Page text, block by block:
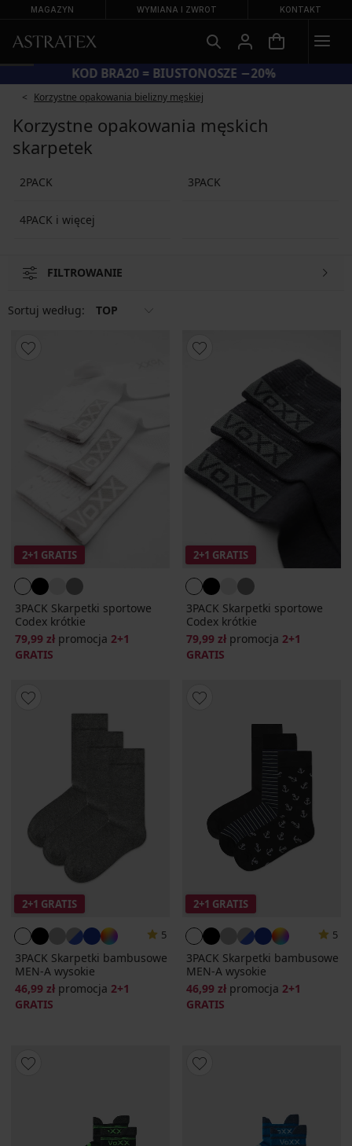
MAGAZYN WYMIANA I ZWROT KONTAKT
KOD BRA20 = BIUSTONOSZE −20%
Korzystne opakowania bielizny męskiej
Korzystne opakowania męskich
skarpetek
2PACK 3PACK
4PACK i więcej
FILTROWANIE
Sortuj według: TOP
2+1 GRATIS
3PACK Skarpetki sportowe
Codex krótkie
79,99 zł promocja 2+1
GRATIS
2+1 GRATIS
3PACK Skarpetki sportowe
Codex krótkie
79,99 zł promocja 2+1
GRATIS
2+1 GRATIS
5
3PACK Skarpetki bambusowe
MEN-A wysokie
46,99 zł promocja 2+1
GRATIS
2+1 GRATIS
5
3PACK Skarpetki bambusowe
MEN-A wysokie
46,99 zł promocja 2+1
GRATIS